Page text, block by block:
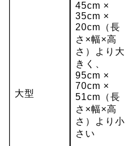
大型
45cm ×
35cm ×
20cm（長
さ×幅×高
さ）より大
きく、
95cm ×
70cm ×
51cm（長
さ×幅×高
さ）より小
さい